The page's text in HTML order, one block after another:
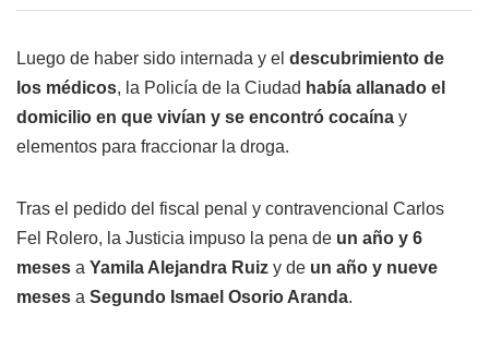
Luego de haber sido internada y el descubrimiento de
los médicos, la Policía de la Ciudad había allanado el
domicilio en que vivían y se encontró cocaína y
elementos para fraccionar la droga.
Tras el pedido del fiscal penal y contravencional Carlos
Fel Rolero, la Justicia impuso la pena de un año y 6
meses a Yamila Alejandra Ruiz y de un año y nueve
meses a Segundo Ismael Osorio Aranda.